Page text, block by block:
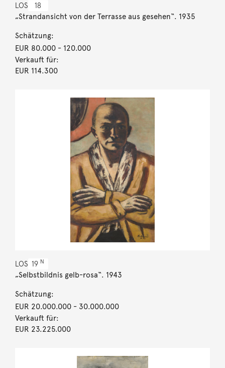
LOS 18
„Strandansicht von der Terrasse aus gesehen“. 1935
Schätzung:
EUR 80.000- 120.000
Verkauft für:
EUR 114.300
LOS 19 N
„Selbstbildnis gelb-rosa“. 1943
Schätzung:
EUR 20.000.000- 30.000.000
Verkauft für:
EUR 23.225.000